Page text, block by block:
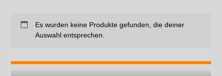
Es wurden keine Produkte gefunden, die deiner
Auswahl entsprechen.